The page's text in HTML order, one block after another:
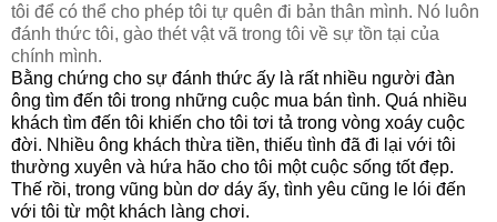
tôi để có thể cho phép tôi tự quên đi bản thân mình. Nó luôn
đánh thức tôi, gào thét vật vã trong tôi về sự tồn tại của
chính mình.
Bằng chứng cho sự đánh thức ấy là rất nhiều người đàn
ông tìm đến tôi trong những cuộc mua bán tình. Quá nhiều
khách tìm đến tôi khiến cho tôi tơi tả trong vòng xoáy cuộc
đời. Nhiều ông khách thừa tiền, thiếu tình đã đi lại với tôi
thường xuyên và hứa hão cho tôi một cuộc sống tốt đẹp.
Thế rồi, trong vũng bùn dơ dáy ấy, tình yêu cũng le lói đến
với tôi từ một khách làng chơi.